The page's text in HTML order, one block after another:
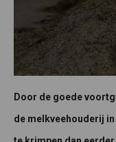
Door de goede
de melkveehouderij